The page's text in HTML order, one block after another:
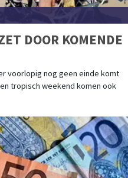
DOOR KOMENDE
voorlopig nog geen einde komt
tropisch weekend komen ook